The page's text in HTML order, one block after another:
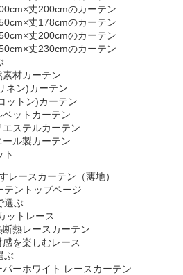
丈200cmのカーテン
丈178cmのカーテン
丈200cmのカーテン
丈230cmのカーテン
素材カーテン
ネン)カーテン
ットン)カーテン
ベットカーテン
エステルカーテン
ール製カーテン
ト
レースカーテン（薄地）
テントップページ
選ぶ
ットレース
断熱レースカーテン
感を楽しむレース
ぶ
パーホワイト レースカーテン